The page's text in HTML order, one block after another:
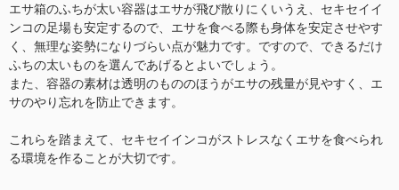
エサ箱のふちが太い容器はエサが飛び散りにくいうえ、セキセイイ
ンコの足場も安定するので、エサを食べる際も身体を安定させやす
く、無理な姿勢になりづらい点が魅力です。ですので、できるだけ
ふちの太いものを選んであげるとよいでしょう。
また、容器の素材は透明のもののほうがエサの残量が見やすく、エ
サのやり忘れを防止できます。
これらを踏まえて、セキセイインコがストレスなくエサを食べられ
る環境を作ることが大切です。